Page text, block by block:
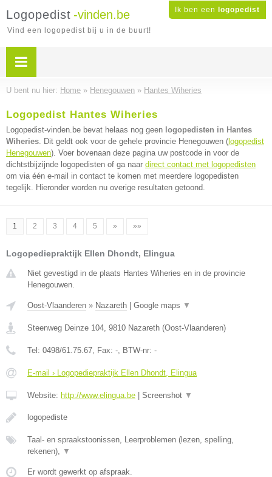
Ik ben een logopedist
Logopedist -vinden.be
Vind een logopedist bij u in de buurt!
U bent nu hier: Home » Henegouwen » Hantes Wiheries
Logopedist Hantes Wiheries
Logopedist-vinden.be bevat helaas nog geen logopedisten in Hantes
Wiheries. Dit geldt ook voor de gehele provincie Henegouwen ( logopedist
Henegouwen). Voer bovenaan deze pagina uw postcode in voor de
dichtstbijzijnde logopedisten of ga naar direct contact met logopedisten
om via één e-mail in contact te komen met meerdere logopedisten
tegelijk. Hieronder worden nu overige resultaten getoond.
1 2 3 4 5 » »»
Logopediepraktijk Ellen Dhondt, Elingua
Niet gevestigd in de plaats Hantes Wiheries en in de provincie
Henegouwen.
Oost-Vlaanderen » Nazareth Google maps ▼
Steenweg Deinze 104, 9810 Nazareth (Oost-Vlaanderen)
Tel: 0498/61.75.67, Fax: -, BTW-nr: -
E-mail › Logopediepraktijk Ellen Dhondt, Elingua
Website: http://www.elingua.be Screenshot ▼
logopediste
Taal- en spraakstoonissen, Leerproblemen (lezen, spelling,
rekenen), ▼
Er wordt gewerkt op afspraak.